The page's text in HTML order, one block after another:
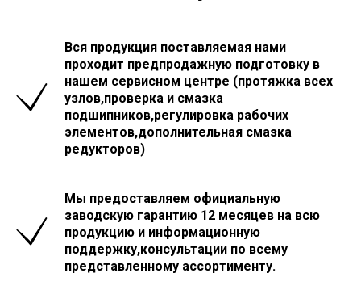
Вся продукция поставляемая нами
проходит предпродажную подготовку в
нашем сервисном центре (протяжка всех
узлов,проверка и смазка
подшипников,регулировка рабочих
элементов,дополнительная смазка
редукторов)
Мы предоставляем официальную
заводскую гарантию 12 месяцев на всю
продукцию и информационную
поддержку,консультации по всему
представленному ассортименту.